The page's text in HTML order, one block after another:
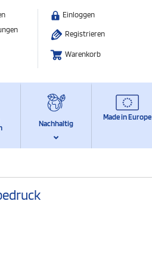
Einloggen
Registrieren
Warenkorb
Nachhaltig
Made in Europe